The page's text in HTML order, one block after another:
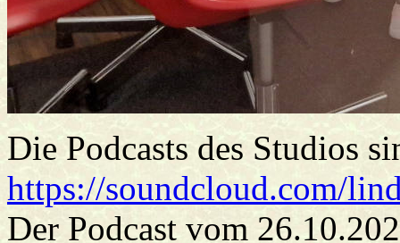
Die Podcasts des Studios
https://soundcloud.com/
Der Podcast vom